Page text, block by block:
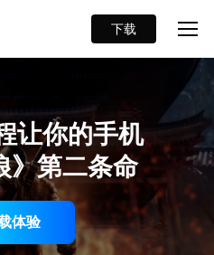
下载
让你的手机
》第二条命
体验